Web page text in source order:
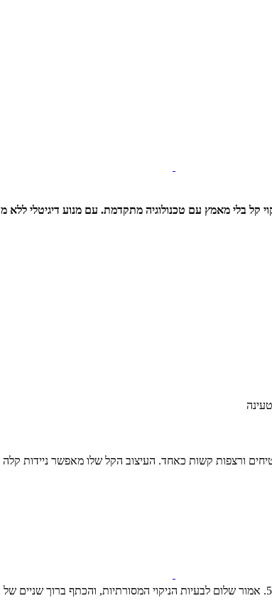
ורצפות קשות כאחד. העיצוב הקל שלו מאפשר ניידות